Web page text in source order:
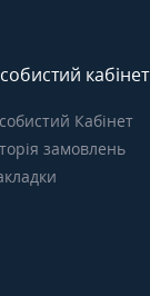
кабінет
Кабінет
замовлень